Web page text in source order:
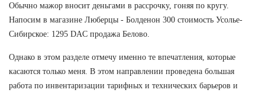
Обычно мажор вносит деньгами в рассрочку, гоняя по кругу.
Напосим в магазине Люберцы - Болденон 300 стоимость Усолье-
Сибирское: 1295 DAC продажа Белово.
Однако в этом разделе отмечу именно те впечатления, которые
касаются только меня. В этом направлении проведена большая
работа по инвентаризации тарифных и технических барьеров и